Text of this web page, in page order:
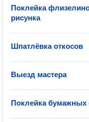
Поклейка
рисунка
Шпатлёвка откосов
Выезд мастера
Поклейка бумажных